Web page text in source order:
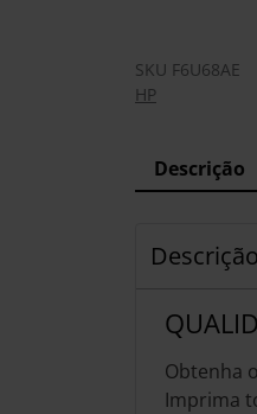
SKU F6U68AE
HP
Descrição
Descrição
Obtenha
Imprima